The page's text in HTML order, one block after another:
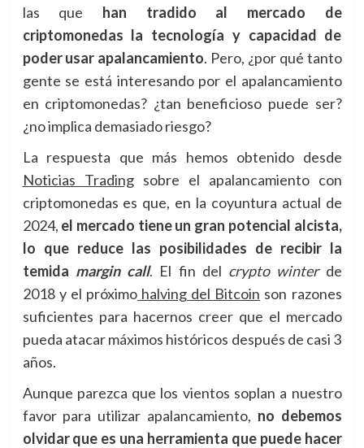
las que han tradido
al mercado de
criptomonedas la tecnología y capacidad de
poder usar apalancamiento. Pero, ¿por qué tanto
gente se está interesando por el apalancamiento
en criptomonedas? ¿tan beneficioso puede ser?
¿no implica demasiado riesgo?
La respuesta que más hemos obtenido desde
Noticias Tradingsobre el apalancamiento con
criptomonedas es que, en la coyuntura actual de
2024, el mercado tiene un gran potencial alcista,
lo que reduce las posibilidades de recibir la
temida margin call. El fin del crypto winterde
2018 y el próximohalving del Bitcoin son razones
suficientes para hacernos creer que el mercado
pueda atacar máximos históricos después de casi 3
años.
Aunque parezca que los vientos soplan a nuestro
favor para utilizar apalancamiento, no debemos
olvidar que es una herramienta que puede hacer